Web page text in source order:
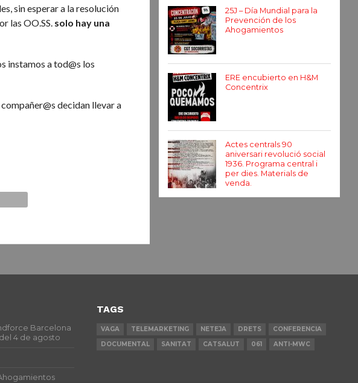
sin esperar a la resolución
las OO.SS. solo hay una
instamos a tod@s los
decidan llevar a
25J – Día Mundial para la
Prevención de los
Ahogamientos
ERE encubierto en H&M
Concentrix
Actes centrals 90
aniversari revolució social
1936. Programa central i
per dies. Materials de
venda.
Barcelona
4 de agosto
TAGS
VAGA TELEMARKETING NETEJA DRETS
CONFERENCIA
DOCUMENTAL
SANITAT CATSALUT 061 ANTI-MWC